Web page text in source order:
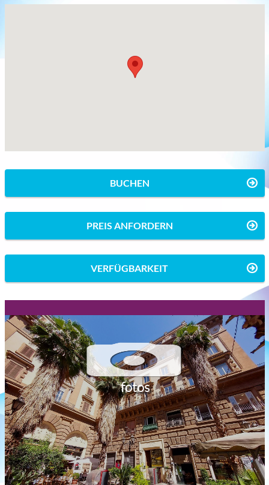
BUCHEN
PREIS ANFORDERN
VERFÜGBARKEIT
fotos